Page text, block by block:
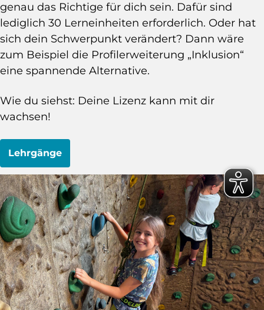
genau das Richtige für dich sein. Dafür sind
lediglich 30 Lerneinheiten erforderlich. Oder hat
sich dein Schwerpunkt verändert? Dann wäre
zum Beispiel die Profilerweiterung „Inklusion“
eine spannende Alternative.
Wie du siehst: Deine Lizenz kann mit dir
wachsen!
Lehrgänge